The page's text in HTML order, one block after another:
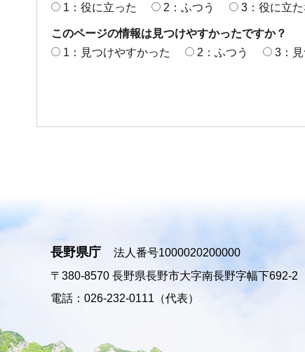
1：役に立った
2：ふつう 3：役に立
このページの情報は見つけやすかったですか？
1：見つけやすかった
2：ふつう 3：
長野県庁
法人番号1000020200000
〒380-8570 長野県長野市大字南長野字幅下692-2
電話：026-232-0111（代表）